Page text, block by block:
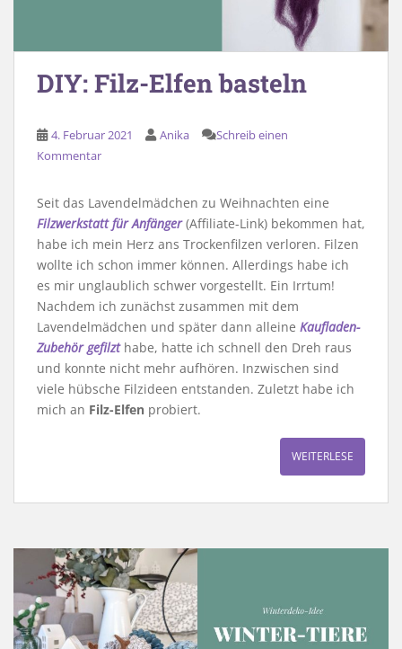
DIY: Filz-Elfen basteln
4. Februar 2021 Anika
Schreib einen
Kommentar
Seit das Lavendelmädchen zu Weihnachten eine
Filzwerkstatt für Anfänger(Affiliate-Link) bekommen hat,
habe ich mein Herz ans Trockenfilzen verloren. Filzen
wollte ich schon immer können. Allerdings habe ich
es mir unglaublich schwer vorgestellt. Ein Irrtum!
Nachdem ich zunächst zusammen mit dem
Lavendelmädchen und später dann alleine Kaufladen-
Zubehör gefilzthabe, hatte ich schnell den Dreh raus
und konnte nicht mehr aufhören. Inzwischen sind
viele hübsche Filzideen entstanden. Zuletzt habe ich
mich an Filz-Elfen probiert.
WEITERLESE